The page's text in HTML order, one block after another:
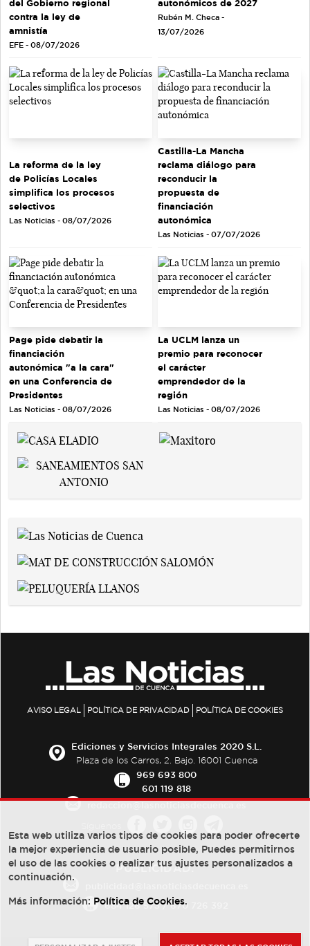
del Gobierno regional
contra la ley de
amnistía
EFE - 08/07/2026
autonómicos de 2027
Rubén M. Checa -
13/07/2026
La reforma de la ley
de Policías Locales
simplifica los procesos
selectivos
Las Noticias - 08/07/2026
Castilla-La Mancha
reclama diálogo para
reconducir la
propuesta de
financiación
autonómica
Las Noticias - 07/07/2026
Page pide debatir la
financiación
autonómica "a la cara"
en una Conferencia de
Presidentes
Las Noticias - 08/07/2026
La UCLM lanza un
premio para reconocer
el carácter
emprendedor de la
región
Las Noticias - 08/07/2026
AVISO LEGAL POLÍTICA DE PRIVACIDAD POLÍTICA DE COOKIES
Ediciones y Servicios Integrales 2020 S.L.
Plaza de los Carros, 2. Bajo. 16001 Cuenca
969 693 800
601 119 818
PUBLICIDAD:
684 126 573/670 726 392
Esta web utiliza varios tipos de cookies para poder ofrecerte
la mejor experiencia de usuario posible, Puedes permitirnos
el uso de las cookies o realizar tus ajustes personalizados a
continuación.
Más información: Política de Cookies.